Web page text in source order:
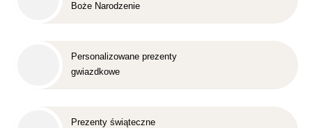
Boże Narodzenie
Personalizowane prezenty
gwiazdkowe
Prezenty świąteczne